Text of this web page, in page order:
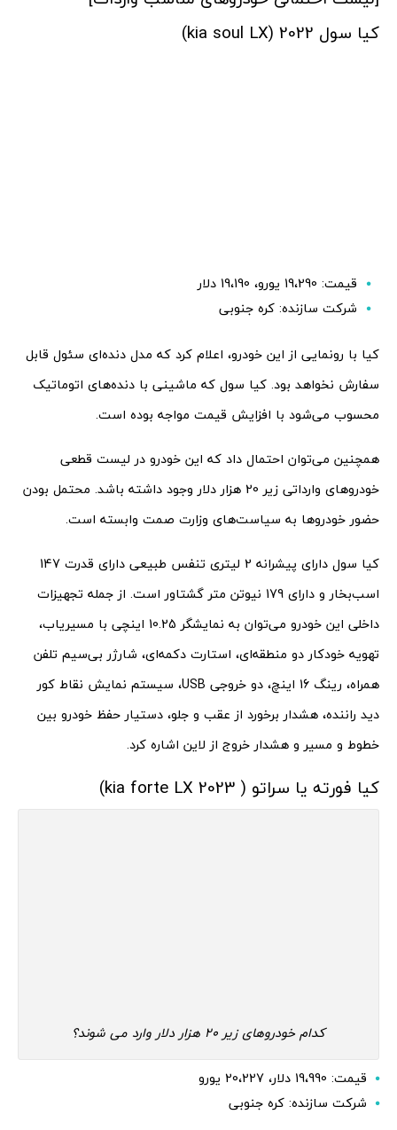
کیا سول 2022 (kia soul LX)
قیمت: 19،290 یورو، 19،190 دلار
شرکت سازنده: کره جنوبی
کیا با رونمایی از این خودرو، اعلام کرد که مدل دنده‌ای سئول قابل
سفارش نخواهد بود. کیا سول که ماشینی با دنده‌های اتوماتیک
محسوب می‌شود با افزایش قیمت مواجه بوده است.
همچنین می‌توان احتمال داد که این خودرو در لیست قطعی
خودروهای وارداتی زیر 20 هزار دلار وجود داشته باشد. محتمل بودن
حضور خودروها به سیاست‌های وزارت صمت وابسته است.
کیا سول دارای پیشرانه 2 لیتری تنفس طبیعی دارای قدرت 147
اسب‌بخار و دارای 179 نیوتن متر گشتاور است. از جمله تجهیزات
داخلی این خودرو می‌توان به نمایشگر 10.25 اینچی با مسیریاب،
تهویه خودکار دو منطقه‌­ای، استارت دکمه­‌ای، شارژر بی‌سیم تلفن
همراه، رینگ 16 اینچ، دو خروجی USB، سیستم نمایش نقاط کور
دید راننده، هشدار برخورد از عقب و جلو، دستیار حفظ خودرو بین
خطوط و مسیر و هشدار خروج از لاین اشاره کرد.
کیا فورته یا سراتو ( kia forte LX 2023)
کدام خودروهای زیر 20 هزار دلار وارد می شوند؟
قیمت: 19،990 دلار، 20،227 یورو
شرکت سازنده: کره جنوبی